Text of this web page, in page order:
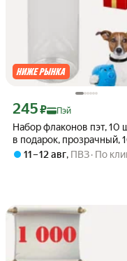
Набор флаконов пэт, 10
в подарок, прозрачный,
диаметр 28 мм
Цена с картой Яндекс Пэй
245₽ Пэй
11 – 12 авг, ПВЗ По